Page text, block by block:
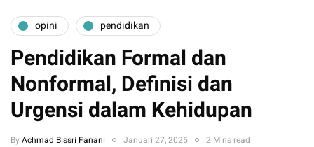
opini pendidikan
Pendidikan Formal dan
Nonformal, Definisi dan
Urgensi dalam Kehidupan
By Achmad Bissri Fanani Januari 27, 2025 2 Mins read